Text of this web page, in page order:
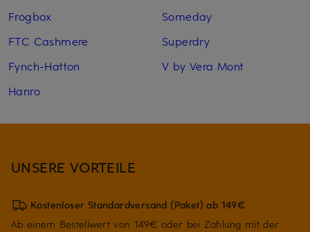
Frogbox
FTC Cashmere
Fynch-Hatton
Hanro
Someday
Superdry
V by Vera Mont
UNSERE VORTEILE
Kostenloser Standardversand (Paket) ab 149€
Ab einem Bestellwert von 149€ oder bei Zahlung mit der